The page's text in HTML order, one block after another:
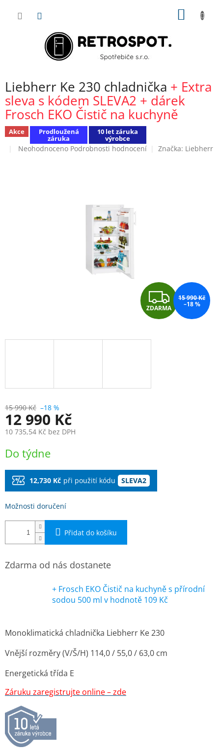
Liebherr Ke 230 chladnička + Extra
sleva s kódem SLEVA2 + dárek
Frosch EKO Čistič na kuchyně
Akce Prodloužená
záruka
10 let záruka
výrobce
Průměrné
Neohodnoceno Podrobnosti hodnocení Značka: Liebherr
Z
D
ZDARMA
15 990 Kč
–18 %
15 990 Kč –18 %
12 990 Kč
10 735,54 Kč bez DPH
cena:
Do týdne
12,730 Kč při použití kódu SLEVA2
Možnosti doručení
Přidat do košíku
Zdarma od nás dostanete
+ Frosch EKO Čistič na kuchyně s přírodní
sodou 500 ml v hodnotě 109 Kč
Monoklimatická chladnička Liebherr Ke 230
Vnější rozměry (V/Š/H) 114,0 / 55,0 / 63,0 cm
Energetická třída E
Záruku zaregistrujte online – zde